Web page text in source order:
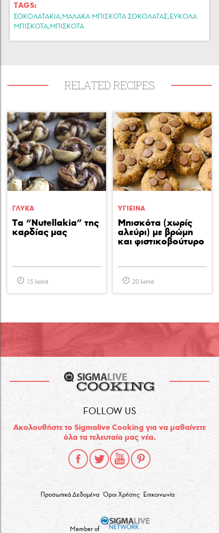
TAGS:
ΣΟΚΟΛΑΤΑΚΙΑ,ΜΑΛΑΚΑ ΜΠΙΣΚΟΤΑ ΣΟΚΟΛΑΤΑΣ,ΕΥΚΟΛΑ
ΜΠΙΣΚΟΤΑ,ΜΠΙΣΚΟΤΑ
RELATED RECIPES
ΓΛΥΚA
Τα “Nutellakia” της
καρδίας μας
15 λεπτά
ΥΓΙΕΙΝA
Μπισκότα (χωρίς
αλεύρι) με βρώμη
και φιστικοβούτυρο
20 λεπτά
FOLLOW US
Ακολουθήστε το Sigmalive Cooking για να μαθαίνετε
όλα τα τελευταία μας νέα.
Προσωπικά Δεδομένα Όροι Χρήσης Επικοινωνία
Member of